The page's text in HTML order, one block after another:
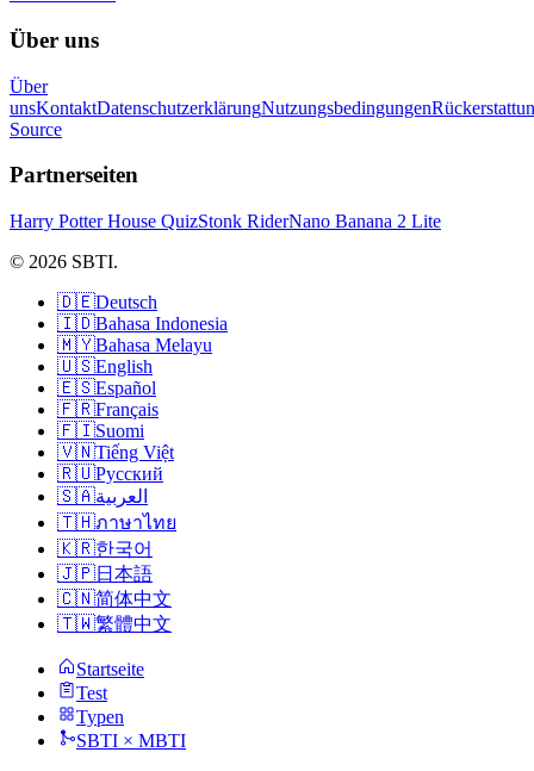
Über uns
Über
unsKontaktDatenschutzerklärungNutzungsbedingungen
Source
Partnerseiten
Harry Potter House QuizStonk RiderNano Banana 2 Lite
© 2026 SBTI.
🇩🇪Deutsch
🇮🇩Bahasa Indonesia
🇲🇾Bahasa Melayu
🇺🇸English
🇪🇸Español
🇫🇷Français
🇫🇮Suomi
🇻🇳Tiếng Việt
🇷🇺Русский
🇸🇦العربية
🇹🇭ภาษาไทย
🇰🇷한국어
🇯🇵日本語
🇨🇳简体中文
🇹🇼繁體中文
Startseite
Test
Typen
SBTI × MBTI